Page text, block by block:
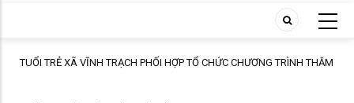
TUỔI TRẺ XÃ VĨNH TRẠCH PHỐI HỢP TỔ CHỨC CHƯƠNG TRÌNH THĂM